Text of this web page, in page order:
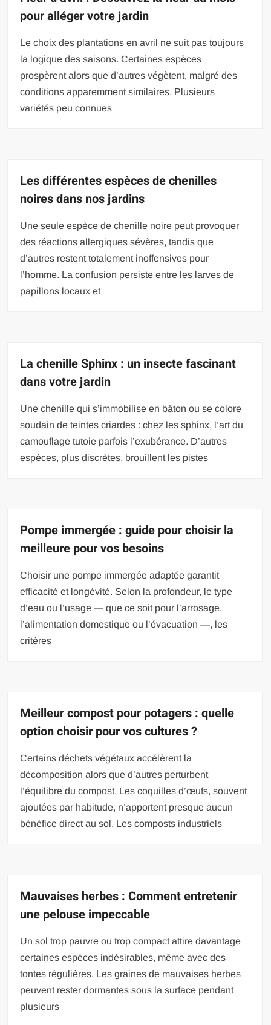
pour alléger votre jardin
Le choix des plantations en avril ne suit pas toujours
la logique des saisons. Certaines espèces
prospèrent alors que d’autres végètent, malgré des
conditions apparemment similaires. Plusieurs
variétés peu connues
Les différentes espèces de chenilles
noires dans nos jardins
Une seule espèce de chenille noire peut provoquer
des réactions allergiques sévères, tandis que
d’autres restent totalement inoffensives pour
l’homme. La confusion persiste entre les larves de
papillons locaux et
La chenille Sphinx : un insecte fascinant
dans votre jardin
Une chenille qui s’immobilise en bâton ou se colore
soudain de teintes criardes : chez les sphinx, l’art du
camouflage tutoie parfois l’exubérance. D’autres
espèces, plus discrètes, brouillent les pistes
Pompe immergée : guide pour choisir la
meilleure pour vos besoins
Choisir une pompe immergée adaptée garantit
efficacité et longévité. Selon la profondeur, le type
d’eau ou l’usage — que ce soit pour l’arrosage,
l’alimentation domestique ou l’évacuation —, les
critères
Meilleur compost pour potagers : quelle
option choisir pour vos cultures ?
Certains déchets végétaux accélèrent la
décomposition alors que d’autres perturbent
l’équilibre du compost. Les coquilles d’œufs, souvent
ajoutées par habitude, n’apportent presque aucun
bénéfice direct au sol. Les composts industriels
Mauvaises herbes : Comment entretenir
une pelouse impeccable
Un sol trop pauvre ou trop compact attire davantage
certaines espèces indésirables, même avec des
tontes régulières. Les graines de mauvaises herbes
peuvent rester dormantes sous la surface pendant
plusieurs